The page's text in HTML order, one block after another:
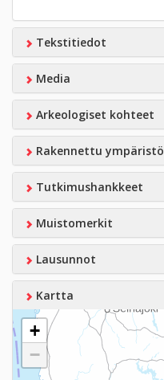
Tekstitiedot
Media
Arkeologiset kohteet
Rakennettu ympäristö
Tutkimushankkeet
Muistomerkit
Lausunnot
Kartta
+
−